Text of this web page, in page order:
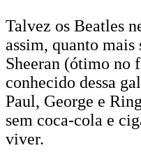
Talvez os Beatles
assim, quanto mais
Sheeran (ótimo no
conhecido dessa
Paul, George e
sem coca-cola e
viver.